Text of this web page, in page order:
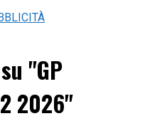
"GP
2026"